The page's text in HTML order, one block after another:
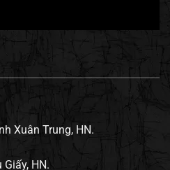
Xuân Trung, HN.
Giấy, HN.